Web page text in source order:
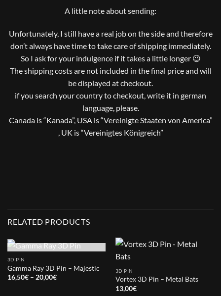
A little note about sending:
Unfortunately, I still have a real job on the side and therefore
don’t always have time to take care of shipping immediately.
So I ask for your indulgence if it takes a little longer 😉
The shipping costs are not included in the final price and will
be displayed at checkout.
if you search your country to checkout, write it in german
language, please.
Canada is “Kanada”, USA is “Vereinigte Staaten von America”
, UK is “Vereinigtes Königreich”
RELATED PRODUCTS
3D PIN
Gamma Ray 3D Pin – Majestic
16,50€ – 20,00€Price
3D PIN
Vortex 3D Pin – Metal Bats
13,00€